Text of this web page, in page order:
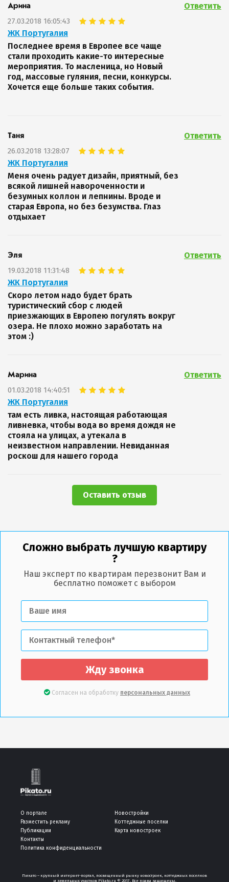
Арина
27.03.2018 16:05:43
ЖК Португалия
Ответить
Последнее время в Европее все чаще
стали проходить какие-то интересные
мероприятия. То масленица, но Новый
год, массовые гуляния, песни, конкурсы.
Хочется еще больше таких события.
Таня
26.03.2018 13:28:07
ЖК Португалия
Ответить
Меня очень радует дизайн, приятный, без
всякой лишней навороченности и
безумных коллон и лепнины. Вроде и
старая Европа, но без безумства. Глаз
отдыхает
Эля
19.03.2018 11:31:48
ЖК Португалия
Ответить
Скоро летом надо будет брать
туристический сбор с людей
приезжающих в Европею погулять вокруг
озера. Не плохо можно заработать на
этом :)
Марина
01.03.2018 14:40:51
ЖК Португалия
Ответить
там есть ливка, настоящая работающая
ливневка, чтобы вода во время дождя не
стояла на улицах, а утекала в
неизвестном направлении. Невиданная
роскош для нашего города
Оставить отзыв
Сложно выбрать лучшую квартиру
?
Наш эксперт по квартирам перезвонит Вам и
бесплатно поможет с выбором
Жду звонка
Согласен на обработку персональных данных
О портале
Разместить рекламу
Публикации
Контакты
Политика конфиденциальности
Новостройки
Коттеджные поселки
Карта новостроек
Пикато – крупный интернет-портал, посвященный рынку новостроек, коттеджных поселков
и земельных участков Pikato.ru © 2017. Все права защищены.